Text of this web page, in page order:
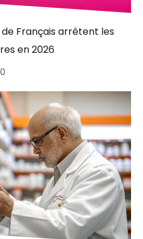
Français arrêtent les
en 2026